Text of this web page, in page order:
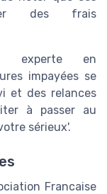
des frais
experte en
impayées se
et des relances
à passer au
sérieux'.
Francaise